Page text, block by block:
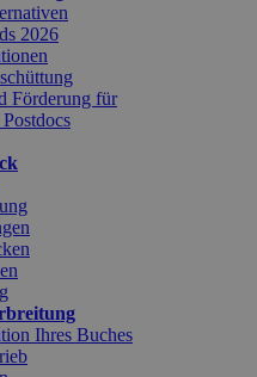
2026
Förderung für
Ihres Buches